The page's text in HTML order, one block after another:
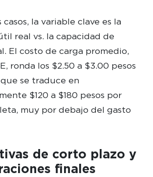
casos, la variable clave es la
real vs. la capacidad de
El costo de carga promedio,
ronda los $2.50 a $3.00 pesos
se traduce en
$120 a $180 pesos por
muy por debajo del gasto
de corto plazo y
finales